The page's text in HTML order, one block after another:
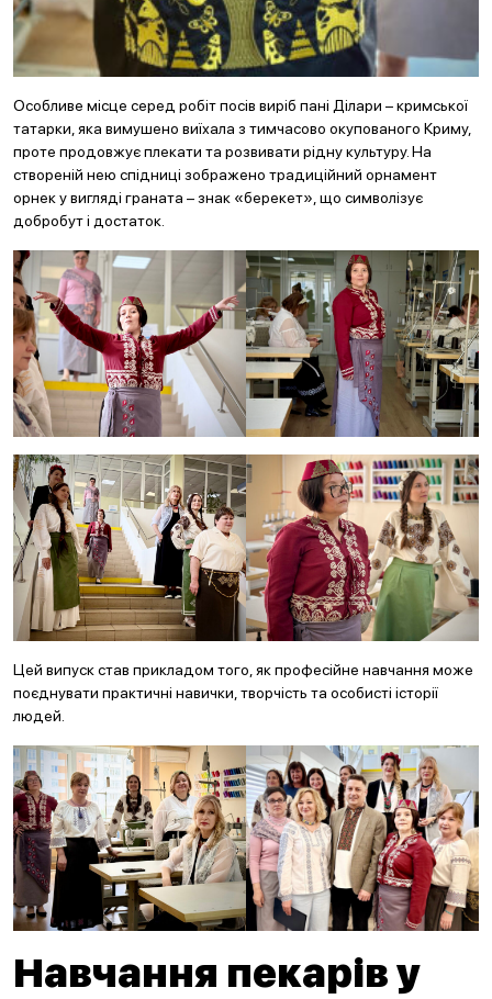
Особливе місце серед робіт посів виріб пані Ділари – кримської
татарки, яка вимушено виїхала з тимчасово окупованого Криму,
проте продовжує плекати та розвивати рідну культуру. На
створеній нею спідниці зображено традиційний орнамент
орнек у вигляді граната – знак «берекет», що символізує
добробут і достаток.
Цей випуск став прикладом того, як професійне навчання може
поєднувати практичні навички, творчість та особисті історії
людей.
Навчання пекарів у